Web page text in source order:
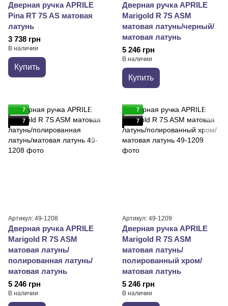
Дверная ручка APRILE
Pina RT 7S AS матовая
латунь
3 738 грн
В наличии
Купить
Дверная ручка APRILE
Marigold R 7S ASM
матовая латунь/черный/
матовая латунь
5 246 грн
В наличии
Купить
7
7
Артикул: 49-1208
Дверная ручка APRILE
Marigold R 7S ASM
матовая латунь/
полированная латунь/
матовая латунь
5 246 грн
В наличии
7
7
Артикул: 49-1209
Дверная ручка APRILE
Marigold R 7S ASM
матовая латунь/
полированный хром/
матовая латунь
5 246 грн
В наличии